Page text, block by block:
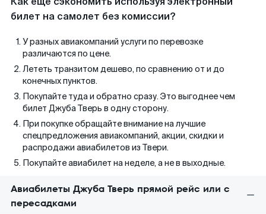
билет на самолет без комиссии?
У разных авиакомпаний услуги по перевозке
различаются по цене.
Лететь транзитом дешево, по сравнению от и до
конечных пунктов.
Покупайте туда и обратно сразу. Это выгоднее чем
билет Джуба Тверь в одну сторону.
При покупке обращайте внимание на лучшие
спецпредложения авиакомпаний, акции, скидки и
распродажи авиабилетов из Твери.
Покупайте авиабилет на неделе, а не в выходные.
Авиабилеты Джуба Тверь прямой рейс или с
пересадками